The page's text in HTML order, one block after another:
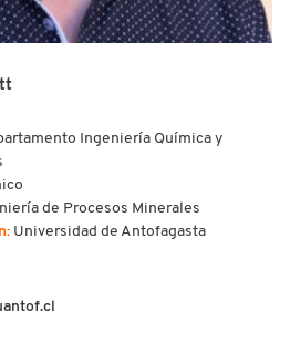
Ingeniería Química y
de Procesos Minerales
Universidad de Antofagasta